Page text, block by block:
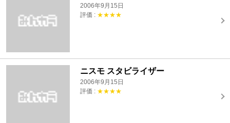
2006年9月15日
評価 : ★★★★
ニスモ スタビライザー
2006年9月15日
評価 : ★★★★